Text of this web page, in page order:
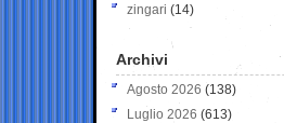
zingari (14)
Archivi
Agosto 2026 (138)
Luglio 2026 (613)